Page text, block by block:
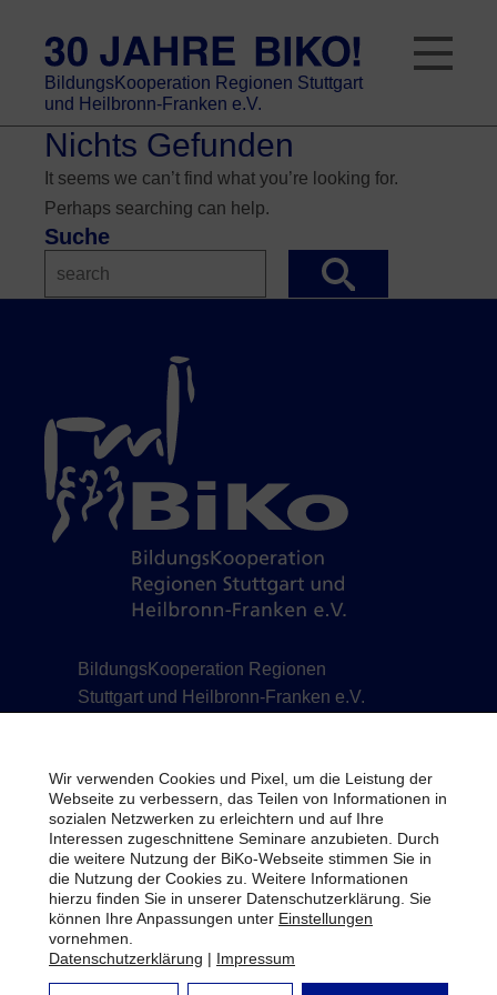
content
BildungsKooperation Regionen Stuttgart
und Heilbronn-Franken e.V.
Nichts Gefunden
It seems we can’t find what you’re looking for.
Perhaps searching can help.
Suche
BildungsKooperation Regionen
Stuttgart und Heilbronn-Franken e.V.
info@biko-lb.de
Datenschutz
Bildrechte
Newsletter
Wir verwenden Cookies und Pixel, um die Leistung der
Webseite zu verbessern, das Teilen von Informationen in
sozialen Netzwerken zu erleichtern und auf Ihre
Interessen zugeschnittene Seminare anzubieten. Durch
die weitere Nutzung der BiKo-Webseite stimmen Sie in
die Nutzung der Cookies zu. Weitere Informationen
hierzu finden Sie in unserer Datenschutzerklärung. Sie
können Ihre Anpassungen unter Einstellungen
vornehmen.
Datenschutzerklärung | Impressum